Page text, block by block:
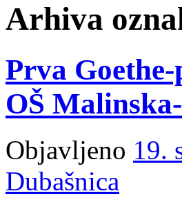
Arhiva
Prva
OŠ
Objavljeno 19.
Dubašnica